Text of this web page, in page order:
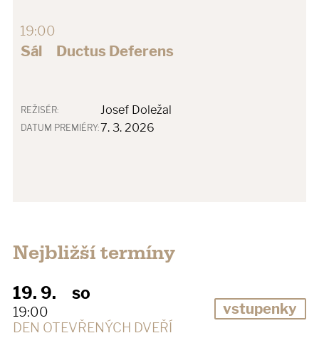
19:00
Sál Ductus Deferens
REŽISÉR: Josef Doležal
DATUM PREMIÉRY:7. 3. 2026
Nejbližší termíny
19. 9.
19:00
so
DEN OTEVŘENÝCH DVEŘÍ
vstupenky